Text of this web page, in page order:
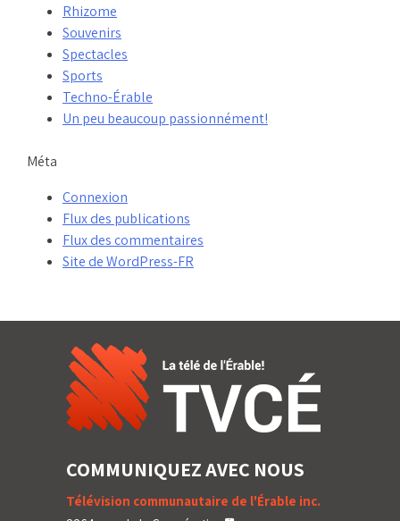
Rhizome
Souvenirs
Spectacles
Sports
Techno-Érable
Un peu beaucoup passionnément!
Méta
Connexion
Flux des publications
Flux des commentaires
Site de WordPress-FR
COMMUNIQUEZ AVEC NOUS
Télévision communautaire de l'Érable inc.